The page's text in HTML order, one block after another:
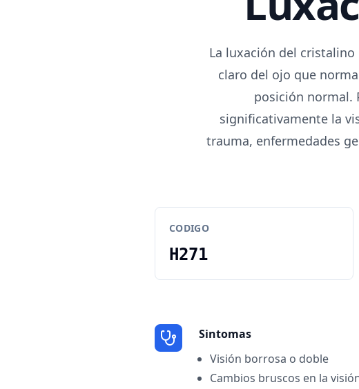
La luxación del
claro del ojo que
posición normal.
significativamente la
trauma, enfermedades
CODIGO
H271
Sintomas
Visión borrosa o doble
Cambios bruscos en la